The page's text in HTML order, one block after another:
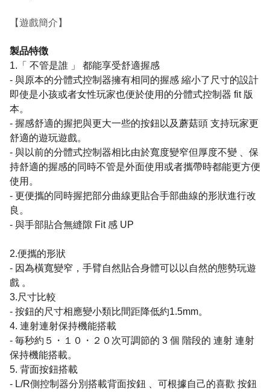
【遊戲簡介】
製品特徴
1.「 不管是誰 」 都能享受舒適握感
- 與原本的分體式控制器擁有相同的握感 縮小了尺寸的設計
即使是小孩或者女性玩家也便於使用的分體式控制器 fit 版
本。
- 握感舒適的握把與更大一些的按鈕以及蘑菇頭 支持玩家更
舒適的遊玩遊戲。
- 與以前的分體式控制器相比由於寬度變窄但厚度不變 、保
持舒適的握感的同時不管是外面使用或者攜帶時都能更方便
使用 。
- 更便攜的同時握把部分曲線更貼合手部曲線的形狀進行改
良。
- 與手部貼合無縫隙 Fit 感 UP
2.便攜的形狀
- 因為橫寬變窄，手臂自然貼合身體可以以自然的態勢玩遊
戲 。
3.尺寸比較
- 按鈕的尺寸相應變小類比間距降低約1.5mm。
4. 連射連射保持機能搭載
- 毎秒約５・１０・２０次可調節的 3 個 階段的 連射 連射
保持機能搭載。
5. 背面按鈕搭載
- L/R側控制器分別搭載背面按鈕 、可根據自己的喜歡 按鈕